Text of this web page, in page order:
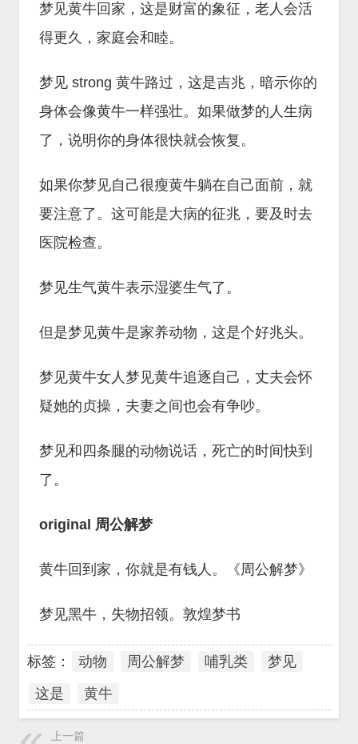
梦见黄牛回家，这是财富的象征，老人会活
得更久，家庭会和睦。
梦见 strong 黄牛路过，这是吉兆，暗示你的
身体会像黄牛一样强壮。如果做梦的人生病
了，说明你的身体很快就会恢复。
如果你梦见自己很瘦黄牛躺在自己面前，就
要注意了。这可能是大病的征兆，要及时去
医院检查。
梦见生气黄牛表示湿婆生气了。
但是梦见黄牛是家养动物，这是个好兆头。
梦见黄牛女人梦见黄牛追逐自己，丈夫会怀
疑她的贞操，夫妻之间也会有争吵。
梦见和四条腿的动物说话，死亡的时间快到
了。
original 周公解梦
黄牛回到家，你就是有钱人。《周公解梦》
梦见黑牛，失物招领。敦煌梦书
标签： 动物 周公解梦 哺乳类
梦见
这是
黄牛
上一篇